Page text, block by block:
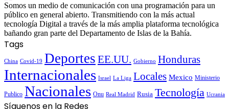
Somos un medio de comunicación con una programación para un
público en general abierto. Transmitiendo con la más actual
tecnología Digital a través de la más amplia plataforma tecnológica
bañando gran parte del Departamento de Islas de la Bahía.
Tags
China Covid-19 Deportes EE.UU. Gobierno Honduras
Internacionales Israel La Liga Locales Mexico Ministerio
Publico Nacionales Onu Real Madrid Rusia Tecnología Ucrania
Síguenos en la Redes